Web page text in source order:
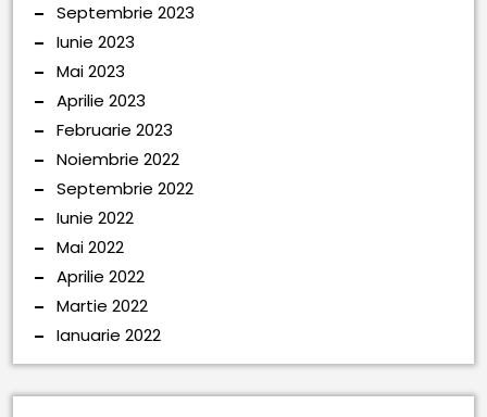
Septembrie 2023
Iunie 2023
Mai 2023
Aprilie 2023
Februarie 2023
Noiembrie 2022
Septembrie 2022
Iunie 2022
Mai 2022
Aprilie 2022
Martie 2022
Ianuarie 2022